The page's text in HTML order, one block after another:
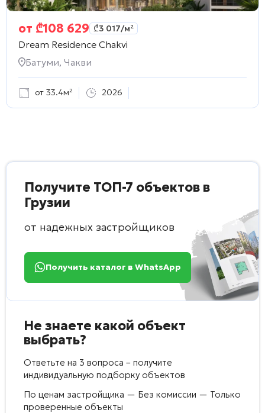
от ₾108 629 ₾3 017/м²
Dream Residence Chakvi
Батуми, Чакви
от 33.4м² 2026
Получите ТОП-7 объектов в
Грузии
от надежных застройщиков
Получить каталог в WhatsApp
Не знаете какой объект
выбрать?
Ответьте на 3 вопроса – получите
индивидуальную подборку объектов
По ценам застройщика — Без комиссии — Только
проверенные объекты